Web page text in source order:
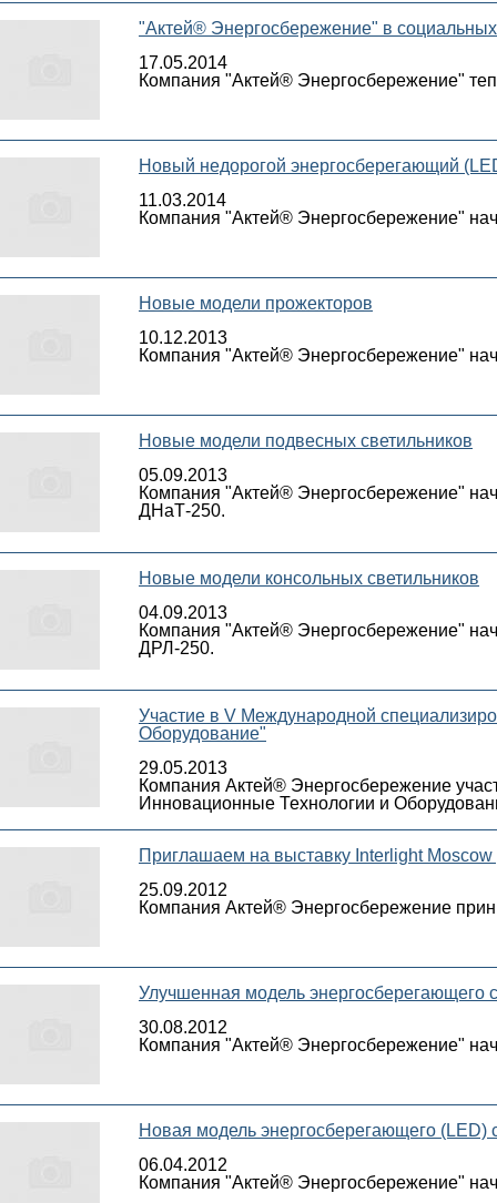
"Актей® Энергосбережение" в социальных
17.05.2014
Компания "Актей® Энергосбережение"
Новый недорогой энергосберегающий
11.03.2014
Компания "Актей® Энергосбережение"
Новые модели прожекторов
10.12.2013
Компания "Актей® Энергосбережение"
Новые модели подвесных светильников
05.09.2013
Компания "Актей® Энергосбережение"
ДНаТ-250.
Новые модели консольных светильников
04.09.2013
Компания "Актей® Энергосбережение"
ДРЛ-250.
Участие в V Международной
Оборудование"
29.05.2013
Компания Актей® Энергосбережение
Инновационные Технологии и
Приглашаем на выставку Interlight
25.09.2012
Компания Актей® Энергосбережение
Улучшенная модель энергосберегающего
30.08.2012
Компания "Актей® Энергосбережение"
Новая модель энергосберегающего (LED)
06.04.2012
Компания "Актей® Энергосбережение"